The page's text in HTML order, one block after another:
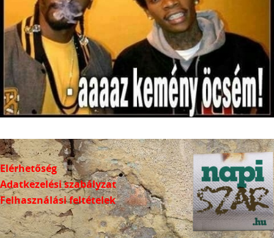
Elérhetőség
Adatkezelési szabályzat
Felhasználási feltételek